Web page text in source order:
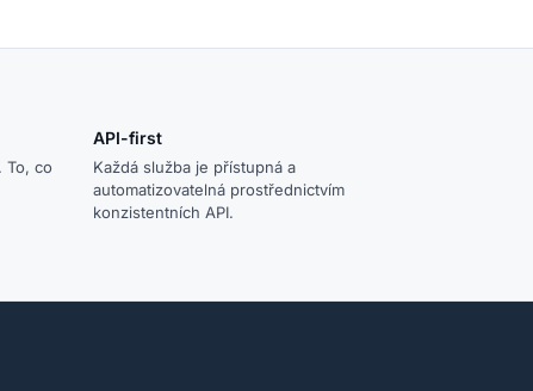
To, co
API-first
Každá služba je přístupná a
automatizovatelná prostřednictvím
konzistentních API.